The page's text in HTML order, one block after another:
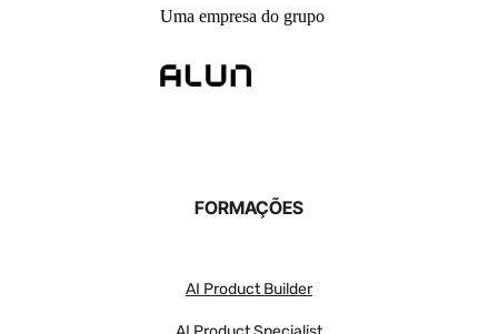
Uma empresa do grupo
FORMAÇÕES
AI Product Builder